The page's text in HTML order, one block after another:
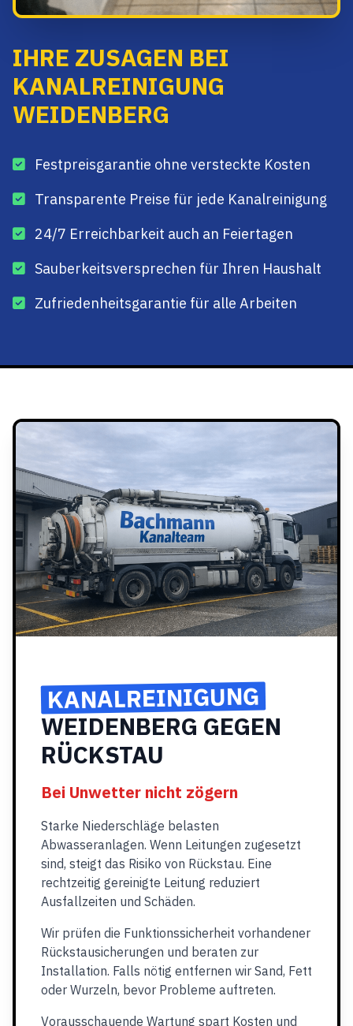
IHRE ZUSAGEN BEI
KANALREINIGUNG
WEIDENBERG
Festpreisgarantie ohne versteckte Kosten
Transparente Preise für jede Kanalreinigung
24/7 Erreichbarkeit auch an Feiertagen
Sauberkeitsversprechen für Ihren Haushalt
Zufriedenheitsgarantie für alle Arbeiten
KANALREINIGUNG
WEIDENBERG GEGEN
RÜCKSTAU
Bei Unwetter nicht zögern
Starke Niederschläge belasten
Abwasseranlagen. Wenn Leitungen zugesetzt
sind, steigt das Risiko von Rückstau. Eine
rechtzeitig gereinigte Leitung reduziert
Ausfallzeiten und Schäden.
Wir prüfen die Funktionssicherheit vorhandener
Rückstausicherungen und beraten zur
Installation. Falls nötig entfernen wir Sand, Fett
oder Wurzeln, bevor Probleme auftreten.
Vorausschauende Wartung spart Kosten und